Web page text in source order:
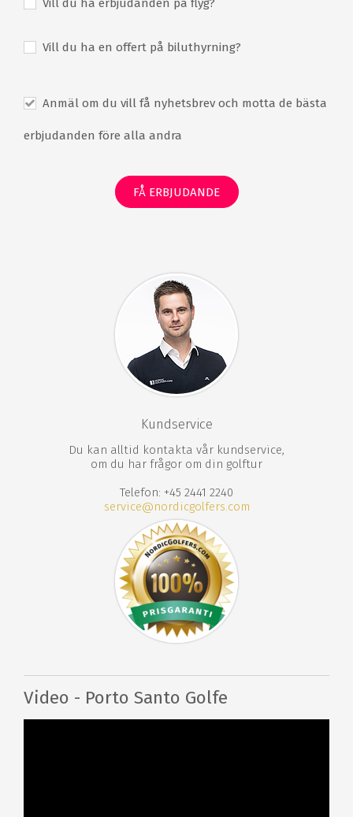
Vill du ha erbjudanden på flyg?
Vill du ha en offert på biluthyrning?
Anmäl om du vill få nyhetsbrev och motta de bästa
erbjudanden före alla andra
FÅ ERBJUDANDE
Kundservice
Du kan alltid kontakta vår kundservice,
om du har frågor om din golftur
Telefon: +45 2441 2240
service@nordicgolfers.com
Video - Porto Santo Golfe